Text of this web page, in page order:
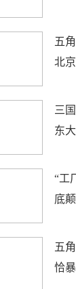
五
北
三
东
“工
底
五
恰